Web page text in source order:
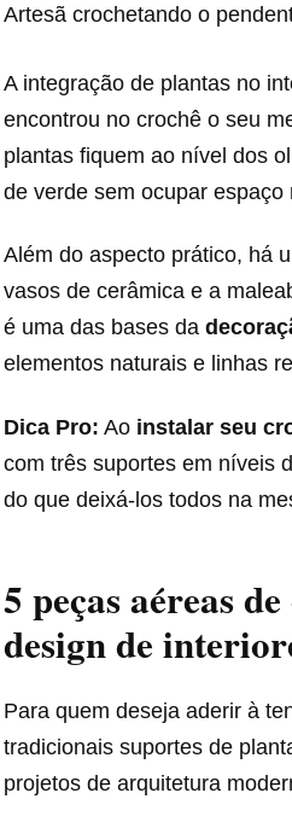
Artesã crochetando o
A integração de plantas no
encontrou no crochê o seu
plantas fiquem ao nível dos
de verde sem ocupar
Além do aspecto prático, há
vasos de cerâmica e a
é uma das bases da
elementos naturais e linhas
Dica Pro: Ao instalar seu
com três suportes em níveis
do que deixá-los todos na
5 peças aéreas
design de
Para quem deseja aderir à
tradicionais suportes de
projetos de arquitetura